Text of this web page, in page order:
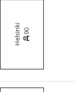
Helsinki 90